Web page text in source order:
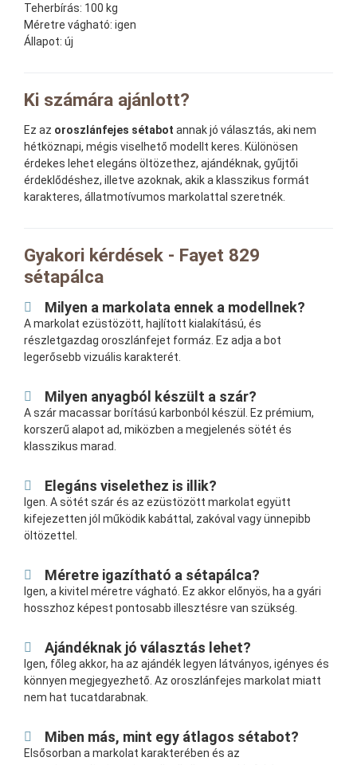
Teherbírás: 100 kg
Méretre vágható: igen
Állapot: új
Ki számára ajánlott?
Ez az oroszlánfejes sétabot annak jó választás, aki nem
hétköznapi, mégis viselhető modellt keres. Különösen
érdekes lehet elegáns öltözethez, ajándéknak, gyűjtői
érdeklődéshez, illetve azoknak, akik a klasszikus formát
karakteres, állatmotívumos markolattal szeretnék.
Gyakori kérdések - Fayet 829
sétapálca
Milyen a markolata ennek a modellnek?
A markolat ezüstözött, hajlított kialakítású, és
részletgazdag oroszlánfejet formáz. Ez adja a bot
legerősebb vizuális karakterét.
Milyen anyagból készült a szár?
A szár macassar borítású karbonból készül. Ez prémium,
korszerű alapot ad, miközben a megjelenés sötét és
klasszikus marad.
Elegáns viselethez is illik?
Igen. A sötét szár és az ezüstözött markolat együtt
kifejezetten jól működik kabáttal, zakóval vagy ünnepibb
öltözettel.
Méretre igazítható a sétapálca?
Igen, a kivitel méretre vágható. Ez akkor előnyös, ha a gyári
hosszhoz képest pontosabb illesztésre van szükség.
Ajándéknak jó választás lehet?
Igen, főleg akkor, ha az ajándék legyen látványos, igényes és
könnyen megjegyezhető. Az oroszlánfejes markolat miatt
nem hat tucatdarabnak.
Miben más, mint egy átlagos sétabot?
Elsősorban a markolat karakterében és az